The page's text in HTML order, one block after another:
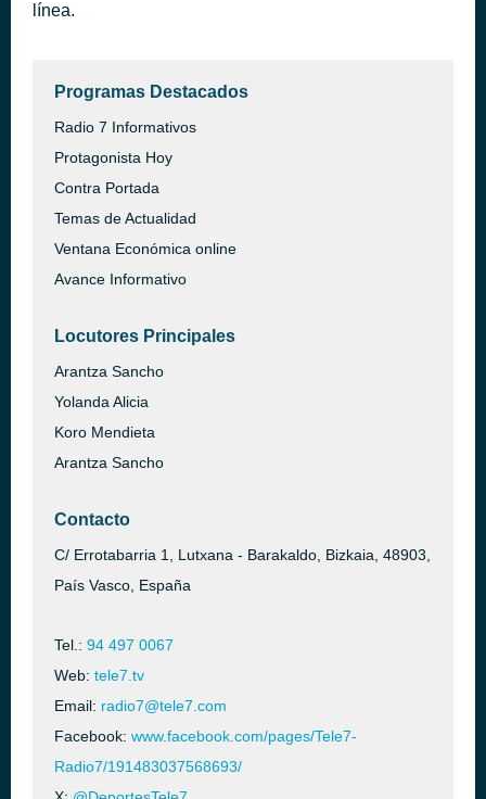
línea.
Programas Destacados
Radio 7 Informativos
Protagonista Hoy
Contra Portada
Temas de Actualidad
Ventana Económica online
Avance Informativo
Locutores Principales
Arantza Sancho
Yolanda Alicia
Koro Mendieta
Arantza Sancho
Contacto
C/ Errotabarria 1, Lutxana - Barakaldo, Bizkaia, 48903,
País Vasco, España
Tel.: 94 497 0067
Web: tele7.tv
Email: radio7@tele7.com
Facebook: www.facebook.com/pages/Tele7-
Radio7/191483037568693/